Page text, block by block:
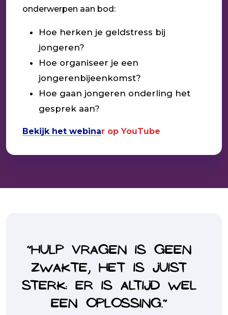
onderwerpen aan bod:
Hoe herken je geldstress bij
jongeren?
Hoe organiseer je een
jongerenbijeenkomst?
Hoe gaan jongeren onderling het
gesprek aan?
Bekijk het webinar op YouTube
“Hulp vragen is geen
zwakte, het is juist
sterk: Er is altijd wel
een oplossing.”